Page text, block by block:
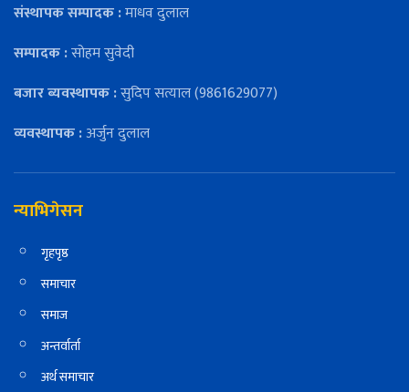
संस्थापक सम्पादक :माधव दुलाल
सम्पादक :सोहम सुवेदी
बजार ब्यवस्थापक :सुदिप सत्याल (9861629077)
व्यवस्थापक :अर्जुन दुलाल
न्याभिगेसन
गृहपृष्ठ
समाचार
समाज
अन्तर्वार्ता
अर्थ समाचार